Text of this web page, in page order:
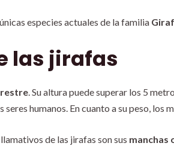
especies actuales de la familia
las jirafas
. Su altura puede superar los 5
humanos. En cuanto a su peso, los
de las jirafas son sus manchas